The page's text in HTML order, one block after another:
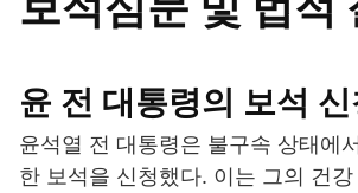
윤 전 대통령의 보석 신
윤석열 전 대통령은 불구속 상태에
한 보석을 신청했다. 이는 그의 건